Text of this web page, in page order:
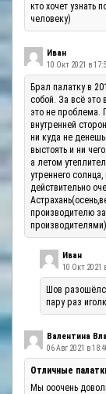
кто хочет узнать
человеку)
Иван
10 Окт 2021 в
Брал палатку в
собой. За всё
это не проблема.
внутренней
ни куда не
выстоять и ни
а летом
утреннего
действительно
производителю
Иван
10 Окт 2021
Шов
пару раз
Валентина
06 Авг 2021 в
Отличные
Мы ооочень